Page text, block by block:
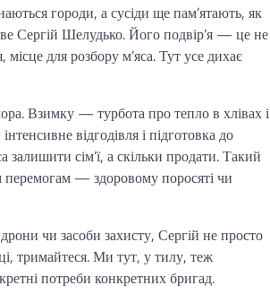
городи, а сусіди ще пам’ятають, як
Сергій Шелудько. Його подвір’я — це не
для розбору м’яса. Тут усе дихає
Взимку — турбота про тепло в хлівах і
відгодівля і підготовка до
сім’ї, а скільки продати. Такий
перемогам — здоровому поросяті чи
чи засоби захисту, Сергій не просто
тримайтеся. Ми тут, у тилу, теж
потреби конкретних бригад.